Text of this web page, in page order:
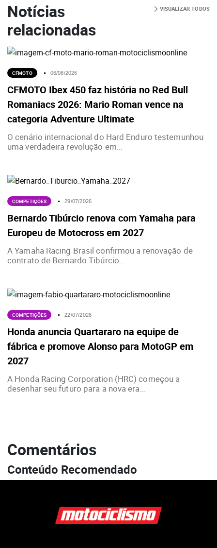
Notícias
relacionadas
VISUALIZAR TODOS
CFMOTO 06/08/2026
CFMOTO Ibex 450 faz história no Red Bull
Romaniacs 2026: Mario Roman vence na
categoria Adventure Ultimate
O cenário internacional do Hard Enduro testemunhou
uma verdadeira revolução em...
COMPETIÇÕES 29/07/2026
Bernardo Tibúrcio renova com Yamaha para
Europeu de Motocross em 2027
A Yamaha Racing Brasil confirmou a renovação de
contrato de Bernardo Tibúrcio...
COMPETIÇÕES 22/07/2026
Honda anuncia Quartararo na equipe de
fábrica e promove Alonso para MotoGP em
2027
A Honda Racing Corporation (HRC) começou a
desenhar seu futuro para a nova era...
Comentários
Conteúdo Recomendado